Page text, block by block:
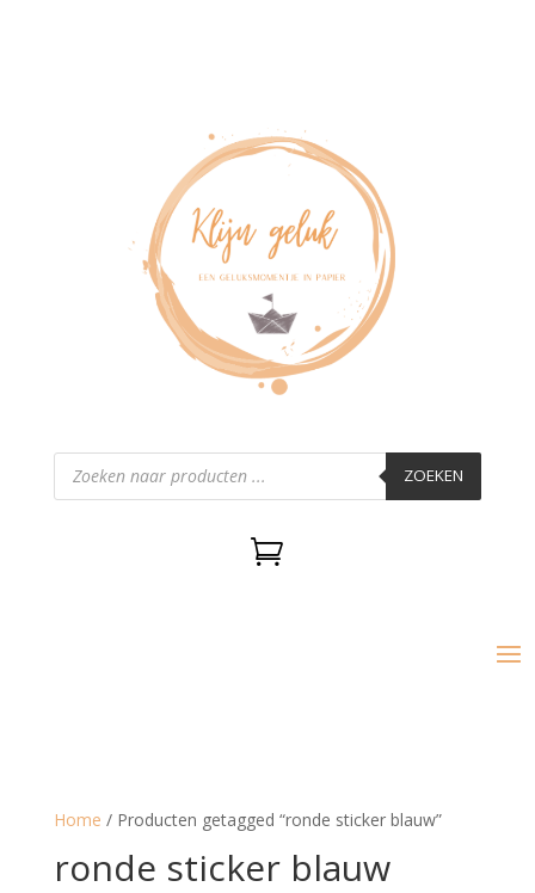
Producten
zoeken ZOEKEN

Home / Producten getagged “ronde sticker blauw”
ronde sticker blauw